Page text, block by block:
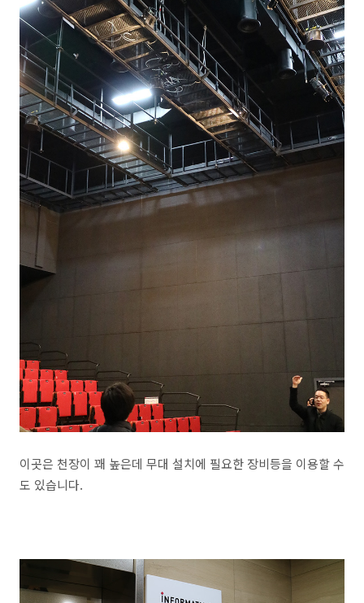
이곳은 천장이 꽤 높은데 무대 설치에 필요한 장비등을 이용할 수
도 있습니다.